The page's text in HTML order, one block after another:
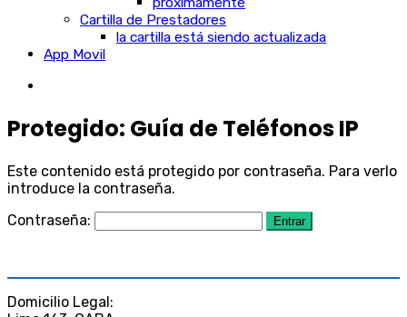
Cartilla de Prestadores
la cartilla está siendo actualizada
App Movil
Protegido: Guía de Teléfonos IP
Este contenido está protegido por contraseña. Para verlo
introduce la contraseña.
Contraseña:
Domicilio Legal: